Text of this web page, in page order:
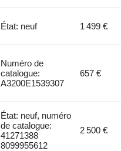
État: neuf 1 499 €
Numéro de
catalogue:
A3200E1539307
657 €
État: neuf, numéro
de catalogue:
41271388
8099955612
2 500 €